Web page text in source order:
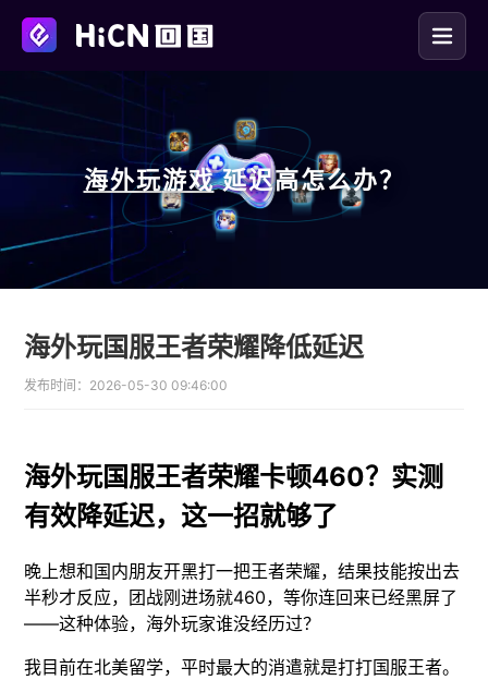
海外玩游戏 延迟高怎么办？
海外玩国服王者荣耀降低延迟
发布时间： 2026-05-30 09:46:00
海外玩国服王者荣耀卡顿460？实测
有效降延迟，这一招就够了
晚上想和国内朋友开黑打一把王者荣耀，结果技能按出去
半秒才反应，团战刚进场就460，等你连回来已经黑屏了
——这种体验，海外玩家谁没经历过？
我目前在北美留学，平时最大的消遣就是打打国服王者。